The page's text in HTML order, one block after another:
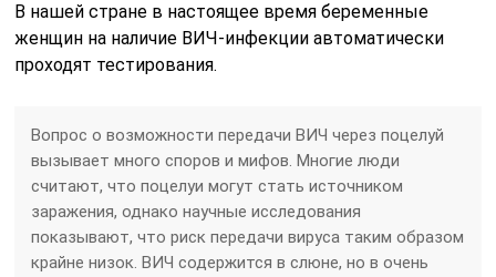
В нашей стране в настоящее время беременные
женщин на наличие ВИЧ-инфекции автоматически
проходят тестирования.
Вопрос о возможности передачи ВИЧ через поцелуй
вызывает много споров и мифов. Многие люди
считают, что поцелуи могут стать источником
заражения, однако научные исследования
показывают, что риск передачи вируса таким образом
крайне низок. ВИЧ содержится в слюне, но в очень